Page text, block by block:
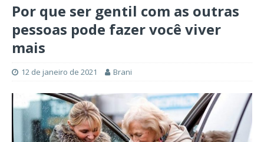
Por que ser gentil com as outras
pessoas pode fazer você viver
mais
12 de janeiro de 2021 Brani